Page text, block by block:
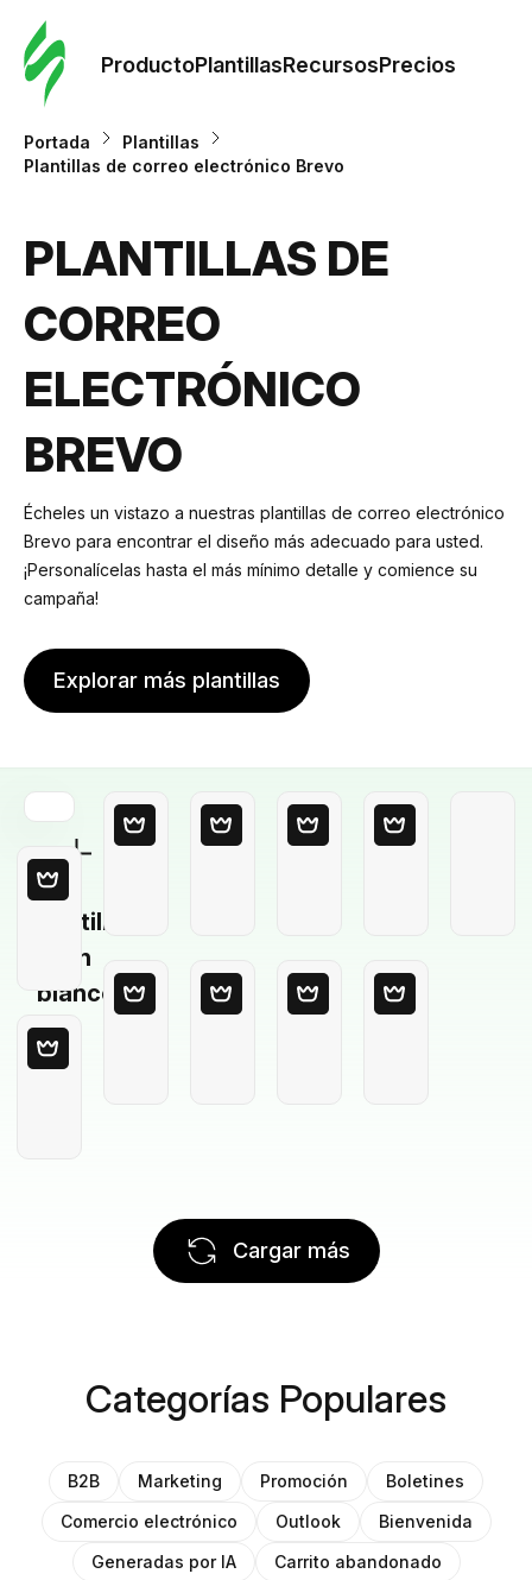
ProductoPlantillasRecursosPrecios
Portada
Plantillas
Plantillas de correo electrónico Brevo
PLANTILLAS DE
CORREO
ELECTRÓNICO
BREVO
Écheles un vistazo a nuestras plantillas de correo electrónico
Brevo para encontrar el diseño más adecuado para usted.
¡Personalícelas hasta el más mínimo detalle y comience su
campaña!
Explorar más plantillas
Plantilla
en
blanco
Cargar más
Categorías Populares
B2B Marketing Promoción
Boletines
Comercio electrónico
Outlook
Bienvenida
Generadas por IA
Carrito abandonado